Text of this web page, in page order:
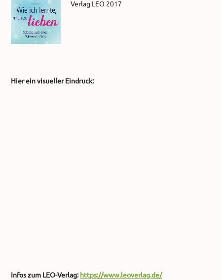
Verlag LEO 2017
Hier ein visueller Eindruck:
Infos zum LEO-Verlag:https://www.leoverlag.de/